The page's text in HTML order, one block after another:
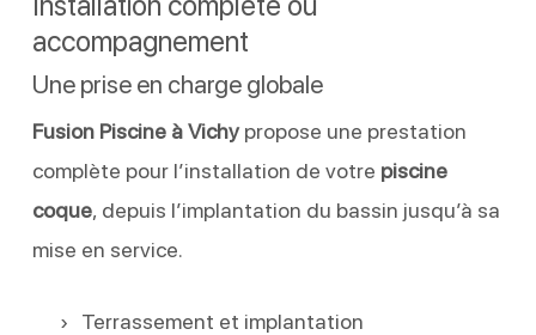
accompagnement
Une prise en charge globale
Fusion Piscine à Vichypropose une prestation
complète pour l’installation de votre piscine
coque, depuis l’implantation du bassin jusqu’à sa
mise en service.
Terrassement et implantation